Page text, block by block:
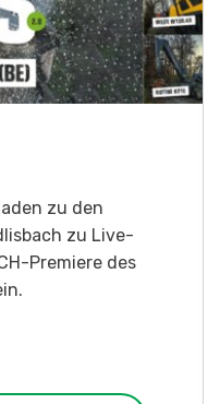
zu den
zu Live-
Premiere des